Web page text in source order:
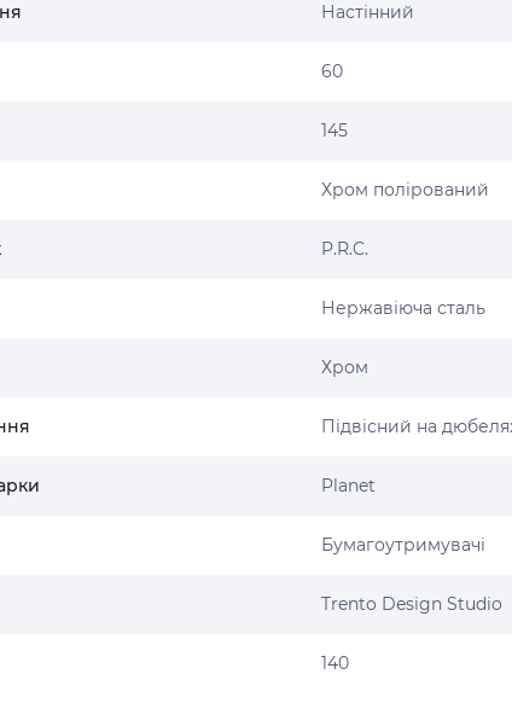
Настінний
60
145
Хром полірований
P.R.C.
Нержавіюча сталь
Хром
Підвісний на
Planet
Бумагоутримувачі
Trento Design Studio
140